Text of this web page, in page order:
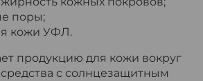
поры;
кожи УФЛ.
продукцию для кожи вокруг
средства с солнцезащитным